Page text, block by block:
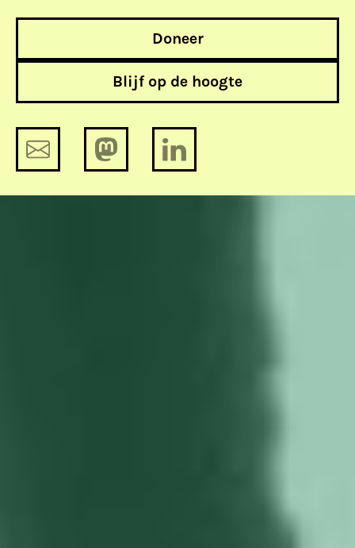
Doneer
Blijf op de hoogte
Door mijn bijdrage ondersteun ik Bits